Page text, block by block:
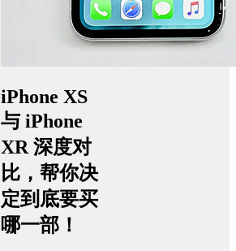
iPhone XS
与 iPhone
XR 深度对
比，帮你决
定到底要买
哪一部！